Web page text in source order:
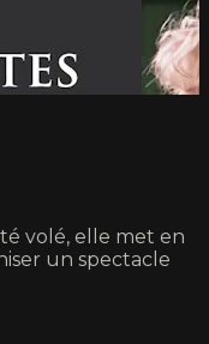
volé, elle met en
un spectacle